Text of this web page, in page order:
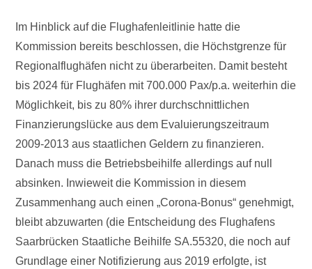
Im Hinblick auf die Flughafenleitlinie hatte die
Kommission bereits beschlossen, die Höchstgrenze für
Regionalflughäfen nicht zu überarbeiten. Damit besteht
bis 2024 für Flughäfen mit 700.000 Pax/p.a. weiterhin die
Möglichkeit, bis zu 80% ihrer durchschnittlichen
Finanzierungslücke aus dem Evaluierungszeitraum
2009-2013 aus staatlichen Geldern zu finanzieren.
Danach muss die Betriebsbeihilfe allerdings auf null
absinken. Inwieweit die Kommission in diesem
Zusammenhang auch einen „Corona-Bonus“ genehmigt,
bleibt abzuwarten (die Entscheidung des Flughafens
Saarbrücken Staatliche Beihilfe SA.55320, die noch auf
Grundlage einer Notifizierung aus 2019 erfolgte, ist